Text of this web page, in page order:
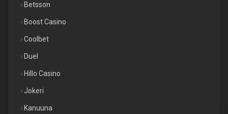
Betsson
Boost Casino
Coolbet
Duel
Hillo Casino
Jokeri
Kanuuna